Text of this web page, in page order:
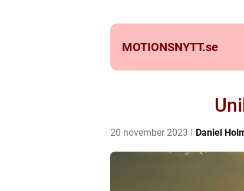
MOTIONSNYTT.se
20 november 2023 Daniel